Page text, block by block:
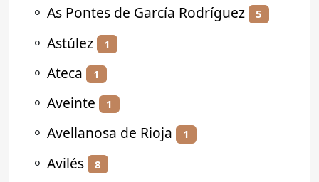
⚬ As Pontes de García Rodríguez 5
⚬ Astúlez 1
⚬ Ateca 1
⚬ Aveinte 1
⚬ Avellanosa de Rioja 1
⚬ Avilés 8